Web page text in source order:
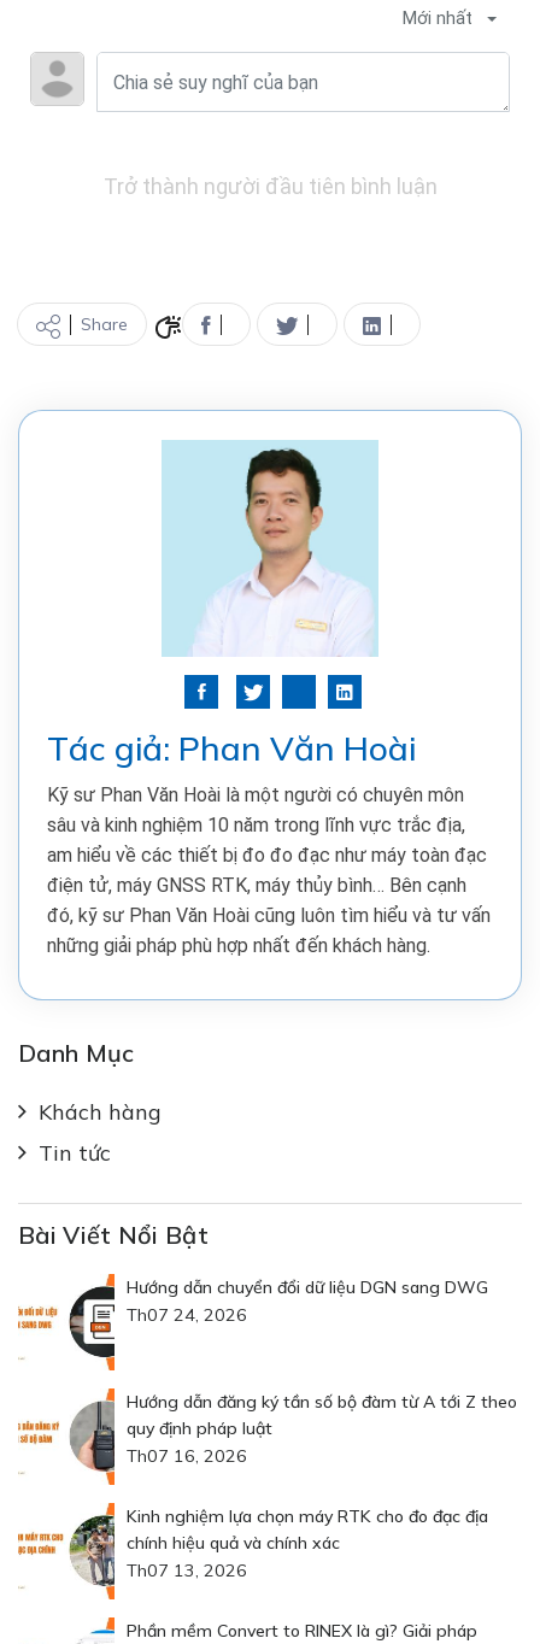
Mới nhất
Trở thành người đầu tiên bình luận
Share
Tác giả: Phan Văn Hoài
Kỹ sư Phan Văn Hoài là một người có chuyên môn
sâu và kinh nghiệm 10 năm trong lĩnh vực trắc địa,
am hiểu về các thiết bị đo đo đạc như máy toàn đạc
điện tử, máy GNSS RTK, máy thủy bình… Bên cạnh
đó, kỹ sư Phan Văn Hoài cũng luôn tìm hiểu và tư vấn
những giải pháp phù hợp nhất đến khách hàng.
Danh Mục
Khách hàng
Tin tức
Bài Viết Nổi Bật
Hướng dẫn chuyển đổi dữ liệu DGN sang DWG
Th07 24, 2026
Hướng dẫn đăng ký tần số bộ đàm từ A tới Z theo
quy định pháp luật
Th07 16, 2026
Kinh nghiệm lựa chọn máy RTK cho đo đạc địa
chính hiệu quả và chính xác
Th07 13, 2026
Phần mềm Convert to RINEX là gì? Giải pháp